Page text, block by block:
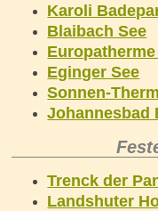
Karoli
Blaibach See
Eginger See
Sonnen-
Johannesbad
Trenck der
Landshuter